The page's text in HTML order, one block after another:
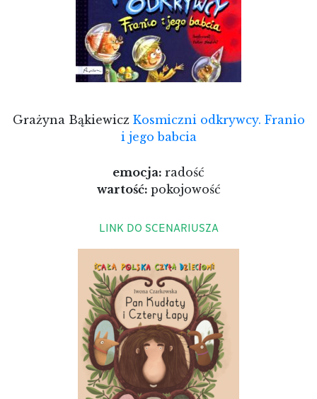
Grażyna Bąkiewicz Kosmiczni odkrywcy. Franio
i jego babcia
emocja: radość
wartość: pokojowość
LINK DO SCENARIUSZA